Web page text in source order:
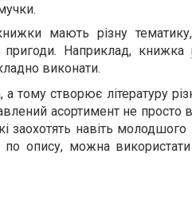
мають різну
пригоди. Наприклад, книжка
виконати.
тому створює літературу
асортимент не просто
заохотять навіть
опису, можна